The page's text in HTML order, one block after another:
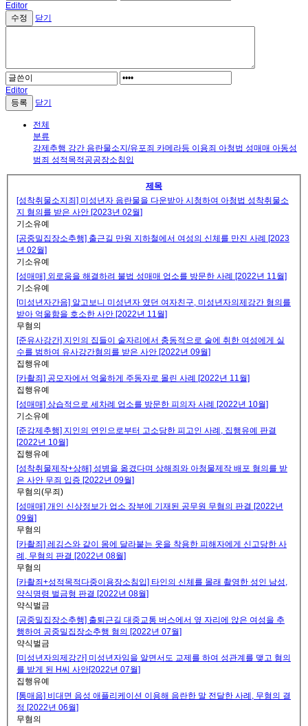
Editor
닫기
Editor
닫기
전체
분류
강제추행 강간 음란물소지/유포죄 카메라등 이용죄 아청법 성매매 아동성
범죄 성적목적공공장소침입
제목
[성착취물소지죄] 미성년자 음란물을 다운받아 시청하여 아청법 성착취물소
지 혐의를 받은 사안 [2023년 02월]
기소유예
[공중밀집장소추행] 출근길 만원 지하철에서 여성의 신체를 만진 사례 [2023
년 02월]
기소유예
[성매매] 외로움을 해결하려 불법 성매매 업소를 방문한 사례 [2022년 11월]
기소유예
[미성년자간음] 알고보니 미성년자 였던 여자친구, 미성년자의제강간 혐의를
받아 억울함을 호소한 사안 [2022년 11월]
무혐의
[준유사강간] 지인의 집들이 술자리에서 충동적으로 술에 취한 여성에게 실
수를 범하여 유사강간혐의를 받은 사안 [2022년 09월]
집행유예
[카촬죄] 공모자에서 억울하게 주동자로 몰린 사례 [2022년 11월]
집행유예
[성매매] 상습적으로 세차례 업소를 방문한 피의자 사례 [2022년 10월]
기소유예
[준강제추행] 지인의 연인으로부터 고소당한 피고인 사례, 집행유예 판결
[2022년 10월]
집행유예
[성착취물제작+상해] 성병을 옮겼다며 상해죄와 아청물제작 배포 혐의를 받
은 사안 무죄 입증 [2022년 09월]
무혐의(무죄)
[성매매] 개인 신상정보가 업소 장부에 기재된 공무원 무혐의 판결 [2022년
09월]
무혐의
[카촬죄] 레깅스와 같이 몸에 달라붙는 옷을 착용한 피해자에게 신고당한 사
례, 무혐의 판결 [2022년 08월]
무혐의
[카촬죄+성적목적다중이용장소침입] 타인의 신체를 몰래 촬영한 성인 남성,
약식명령 벌금형 판결 [2022년 08월]
약식벌금
[공중밀집장소추행] 출퇴근길 대중교통 버스에서 옆 자리에 앉은 여성을 추
행하여 공중밀집장소추행 혐의 [2022년 07월]
약식벌금
[미성년자의제강간] 미성년자임을 알면서도 교제를 하여 성관계를 맺고 혐의
를 받게 된 H씨 사안[2022년 07월]
집행유예
[통매음] 비대면 음성 애플리케이션 이용해 음란한 말 전달한 사례, 무혐의 결
정 [2022년 06월]
무혐의